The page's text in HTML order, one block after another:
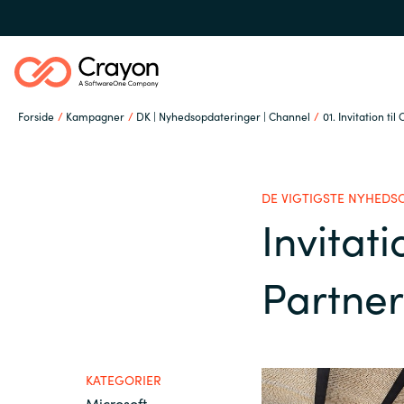
Forside Kampagner DK | Nyhedsopdateringer | Channel 01. Invitation til
Global site
Austria
Softwarepartnere
Channel Partner
DE VIGTIGSTE
KATEGORIER